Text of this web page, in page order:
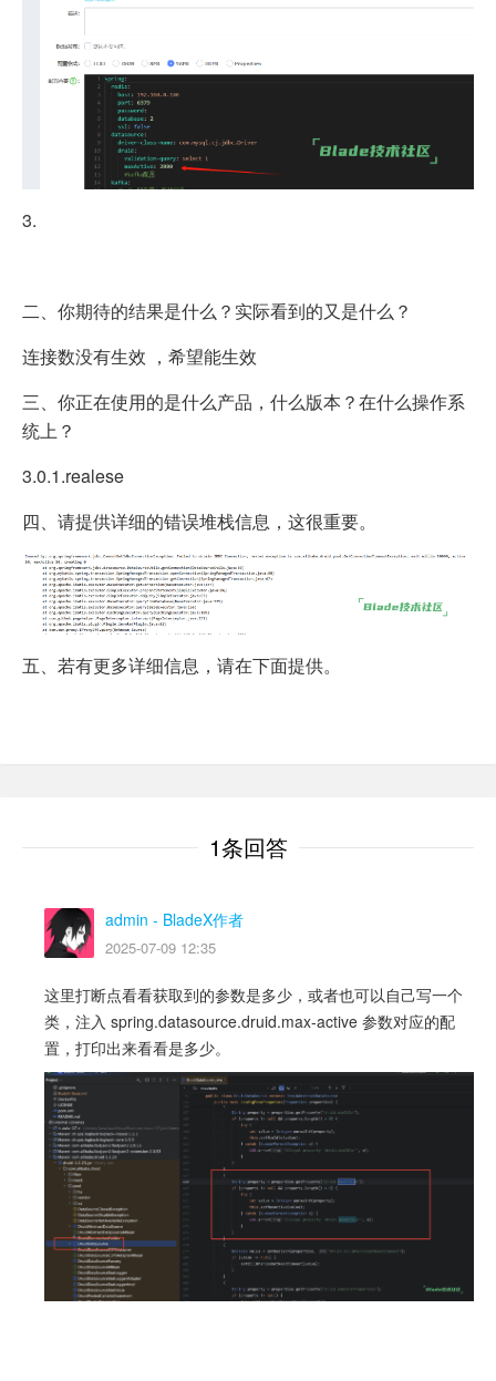
3.
二、你期待的结果是什么？实际看到的又是什么？
连接数没有生效 ，希望能生效
三、你正在使用的是什么产品，什么版本？在什么操作系
统上？
3.0.1.realese
四、请提供详细的错误堆栈信息，这很重要。
五、若有更多详细信息，请在下面提供。
1条回答
admin - BladeX作者
2025-07-09 12:35
这里打断点看看获取到的参数是多少，或者也可以自己写一个
类，注入 spring.datasource.druid.max-active 参数对应的配
置，打印出来看看是多少。